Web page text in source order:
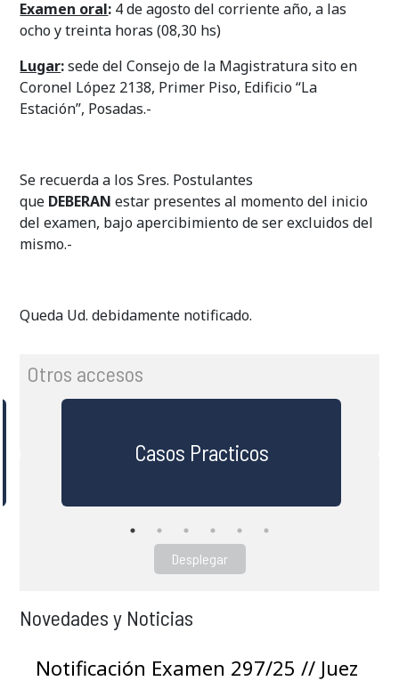
Examen oral: 4 de agosto del corriente año, a las
ocho y treinta horas (08,30 hs)
Lugar:sede del Consejo de la Magistratura sito en
Coronel López 2138, Primer Piso, Edificio “La
Estación”, Posadas.-
Se recuerda a los Sres. Postulantes
que DEBERAN estar presentes al momento del inicio
del examen, bajo apercibimiento de ser excluidos del
mismo.-
Queda Ud. debidamente notificado.
Otros accesos
Casos Practicos
Desplegar
Novedades y Noticias
Notificación Examen 297/25 // Juez